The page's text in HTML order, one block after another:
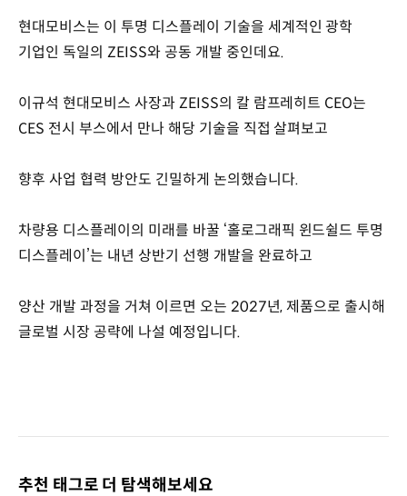
현대모비스는 이 투명 디스플레이 기술을 세계적인 광학
기업인 독일의 ZEISS와 공동 개발 중인데요.
이규석 현대모비스 사장과 ZEISS의 칼 람프레히트 CEO는
CES 전시 부스에서 만나 해당 기술을 직접 살펴보고
향후 사업 협력 방안도 긴밀하게 논의했습니다.
차량용 디스플레이의 미래를 바꿀 ‘홀로그래픽 윈드쉴드 투명
디스플레이’는 내년 상반기 선행 개발을 완료하고
양산 개발 과정을 거쳐 이르면 오는 2027년, 제품으로 출시해
글로벌 시장 공략에 나설 예정입니다.
추천 태그로 더 탐색해보세요